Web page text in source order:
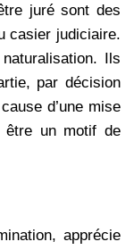
juré sont des
casier judiciaire.
Ils
par décision
d’une mise
être un motif de
apprécie